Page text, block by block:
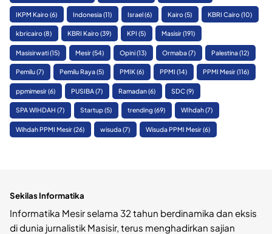
IKPM Kairo(6) Indonesia(11) Israel(6) Kairo(5) KBRI Cairo(10)
kbricairo(8) KBRI Kairo(39) KPI (5) Masisir(191)
Masisirwati(15) Mesir(54) Opini(13) Ormaba(7) Palestina(12)
Pemilu(7) Pemilu Raya(5) PMIK(6) PPMI (14) PPMI Mesir(116)
ppmimesir(6) PUSIBA(7) Ramadan(6) SDC(9)
SPA WIHDAH (7) Startup(5) trending (69) WIhdah(7)
Wihdah PPMI Mesir(26) wisuda(7) Wisuda PPMI Mesir(6)
Sekilas Informatika
Informatika Mesir selama 32 tahun berdinamika dan eksis
di dunia jurnalistik Masisir, terus menghadirkan sajian